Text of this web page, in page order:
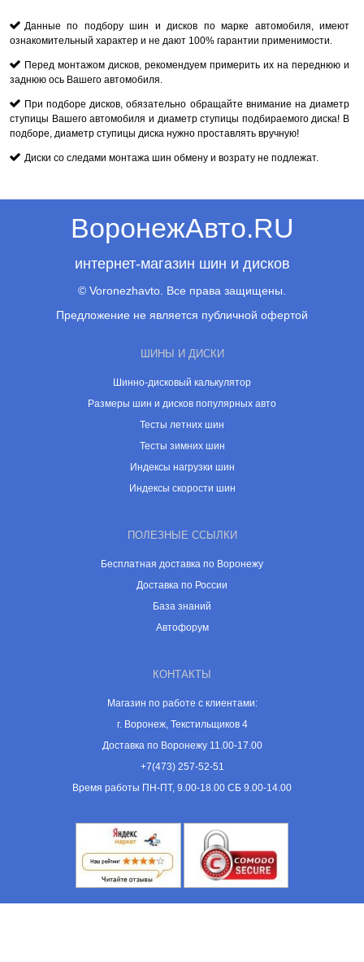
Данные по подбору шин и дисков по марке автомобиля, имеют
ознакомительный характер и не дают 100% гарантии применимости.
Перед монтажом дисков, рекомендуем примерить их на переднюю и
заднюю ось Вашего автомобиля.
При подборе дисков, обязательно обращайте внимание на диаметр
ступицы Вашего автомобиля и диаметр ступицы подбираемого диска! В
подборе, диаметр ступицы диска нужно проставлять вручную!
Диски со следами монтажа шин обмену и возрату не подлежат.
ВоронежАвто.RU
интернет-магазин шин и дисков
© Voronezhavto. Все права защищены.
Предложение не является публичной офертой
ШИНЫ И ДИСКИ
Шинно-дисковый калькулятор
Размеры шин и дисков популярных авто
Тесты летних шин
Тесты зимних шин
Индексы нагрузки шин
Индексы скорости шин
ПОЛЕЗНЫЕ ССЫЛКИ
Бесплатная доставка по Воронежу
Доставка по России
База знаний
Автофорум
КОНТАКТЫ
Магазин по работе с клиентами:
г. Воронеж, Текстильщиков 4
Доставка по Воронежу 11.00-17.00
+7(473) 257-52-51
Время работы ПН-ПТ, 9.00-18.00 СБ 9.00-14.00